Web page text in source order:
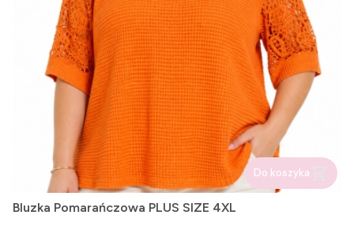
Do koszyka
Bluzka Pomarańczowa PLUS SIZE 4XL